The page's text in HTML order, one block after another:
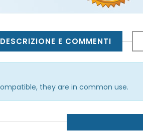
DESCRIZIONE E COMMENTI
they are in common use.